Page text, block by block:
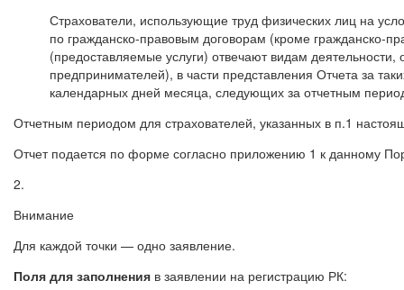
Страхователи, использующие труд физических лиц на
по гражданско-правовым договорам (кроме гражданско-
(предоставляемые услуги) отвечают видам
предпринимателей), в части представления Отчета за
календарных дней месяца, следующих за отчетным
Отчетным периодом для страхователей, указанных в п.1
Отчет подается по форме согласно приложению 1 к данному
2.
Внимание
Для каждой точки — одно заявление.
Поля для заполнения в заявлении на регистрацию РК: